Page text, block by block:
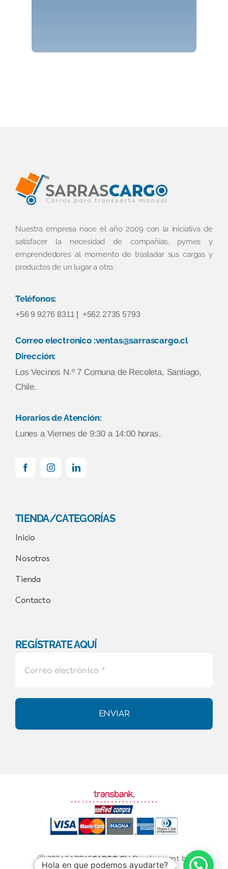
Nuestra empresa nace el año 2009 con la iniciativa de
satisfacer la necesidad de compañías, pymes y
emprendedores al momento de trasladar sus cargas y
productos de un lugar a otro.
Teléfonos:
+56 9 9276 8311 | +562 2735 5793
Correo electronico :ventas@sarrascargo.cl
Dirección:
Los Vecinos N.º 7 Comuna de Recoleta, Santiago,
Chile.
Horarios de Atención:
Lunes a Viernes de 9:30 a 14:00 horas.
TIENDA/CATEGORÍAS
Inicio
Nosotros
Tienda
Contacto
REGÍSTRATE AQUÍ
ENVIAR
Ⓒ 2024 SARRASCARGO.CL| Development by
Hola en que podemos ayudarte?